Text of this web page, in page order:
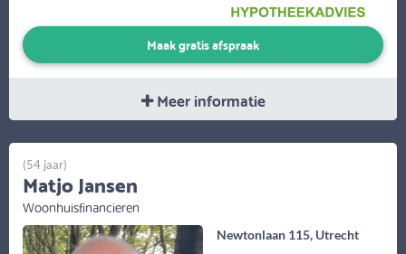
Maak gratis afspraak
Meer informatie
Newtonlaan 115, Utrecht
(54 jaar)
Matjo Jansen
Woonhuisfinancieren